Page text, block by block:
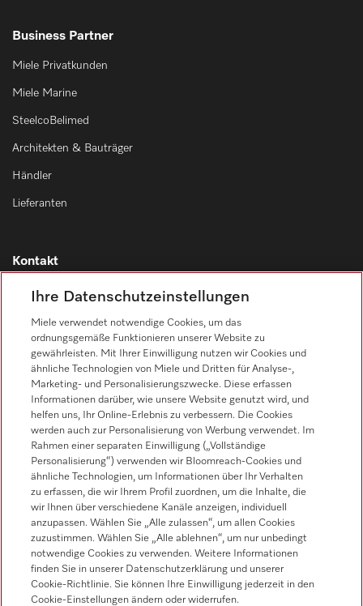
Business Partner
Miele Privatkunden
Miele Marine
SteelcoBelimed
Architekten & Bauträger
Händler
Lieferanten
Kontakt
Kontaktübersicht
Vertrieb
0471 666 319
Werkkundendienst
0471 666 319
Folgen Sie Miele Professional
Datenschutz
Ihre Datenschutzeinstellungen
Miele verwendet notwendige Cookies, um das
ordnungsgemäße Funktionieren unserer Website zu
gewährleisten. Mit Ihrer Einwilligung nutzen wir Cookies und
ähnliche Technologien von Miele und Dritten für Analyse-,
Marketing- und Personalisierungszwecke. Diese erfassen
Informationen darüber, wie unsere Website genutzt wird, und
helfen uns, Ihr Online-Erlebnis zu verbessern. Die Cookies
werden auch zur Personalisierung von Werbung verwendet. Im
Rahmen einer separaten Einwilligung („Vollständige
Personalisierung“) verwenden wir Bloomreach-Cookies und
ähnliche Technologien, um Informationen über Ihr Verhalten
zu erfassen, die wir Ihrem Profil zuordnen, um die Inhalte, die
wir Ihnen über verschiedene Kanäle anzeigen, individuell
anzupassen. Wählen Sie „Alle zulassen“, um allen Cookies
zuzustimmen. Wählen Sie „Alle ablehnen“, um nur unbedingt
notwendige Cookies zu verwenden. Weitere Informationen
finden Sie in unserer Datenschutzerklärung und unserer
Cookie-Richtlinie. Sie können Ihre Einwilligung jederzeit in den
Cookie-Einstellungen ändern oder widerrufen.